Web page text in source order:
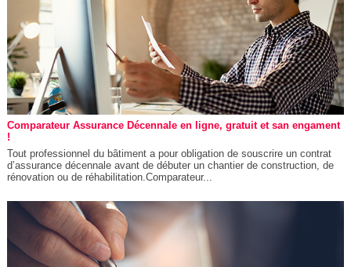
Comparateur Assurance Décennale en ligne, gratuit et san engament
!
Tout professionnel du bâtiment a pour obligation de souscrire un contrat
d’assurance décennale avant de débuter un chantier de construction, de
rénovation ou de réhabilitation.Comparateur...